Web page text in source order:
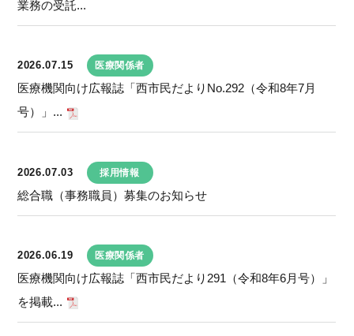
業務の受託...
2026.07.15 医療関係者
医療機関向け広報誌「西市民だよりNo.292（令和8年7月
号）」...
2026.07.03 採用情報
総合職（事務職員）募集のお知らせ
2026.06.19 医療関係者
医療機関向け広報誌「西市民だより291（令和8年6月号）」
を掲載...